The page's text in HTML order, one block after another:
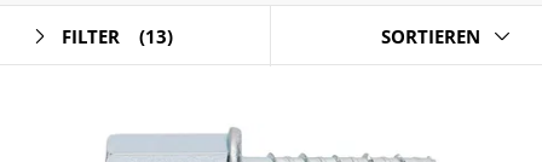
FILTER (13) SORTIEREN